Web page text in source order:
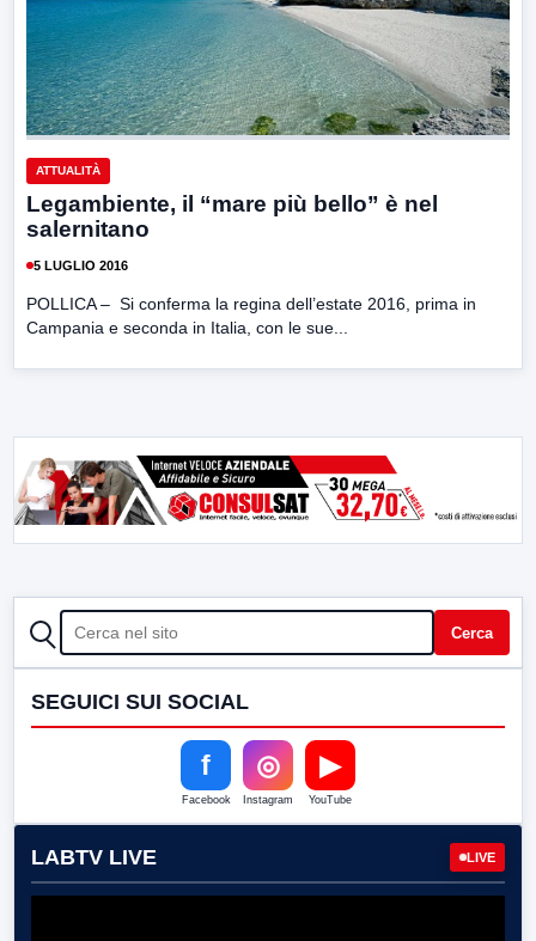
ATTUALITÀ
Legambiente, il “mare più bello” è nel
salernitano
5 LUGLIO 2016
POLLICA – Si conferma la regina dell’estate 2016, prima in
Campania e seconda in Italia, con le sue...
CERCA Cerca
SEGUICI SUI SOCIAL
f
Facebook
◎
Instagram
▶
YouTube
LABTV LIVE LIVE